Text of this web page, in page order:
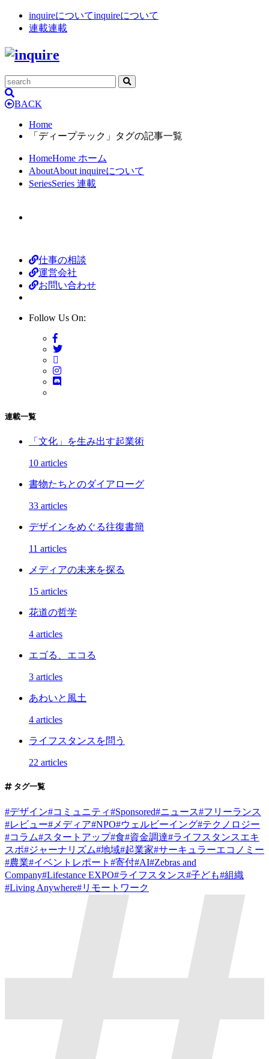
inquireについてinquireについて
連載連載
BACK
Home
「ディープテック」タグの記事一覧
HomeHome ホーム
AboutAbout inquireについて
SeriesSeries 連載
仕事の相談
運営会社
お問い合わせ
Follow Us On:
連載一覧
「文化」を生み出す起業術
10 articles
書物たちとのダイアローグ
33 articles
デザインをめぐる往復書簡
11 articles
メディアの未来を探る
15 articles
花道の哲学
4 articles
エゴる、エコる
3 articles
あわいと風土
4 articles
ライフスタンスを問う
22 articles
タグ一覧
#デザイン#コミュニティ#Sponsored#ニュース#フリーランス
#レビュー# メディア#NPO#ウェルビーイング#テクノロジー
#コラム#スタートアップ#食#資金調達#ライフスタンスエキ
スポ#ジャーナリズム#地域#起業家#サーキュラーエコノミー
#農業#イベントレポート #寄付#AI#Zebras and
Company#Lifestance EXPO#ライフスタンス#子ども#組織
#Living Anywhere#リモートワーク